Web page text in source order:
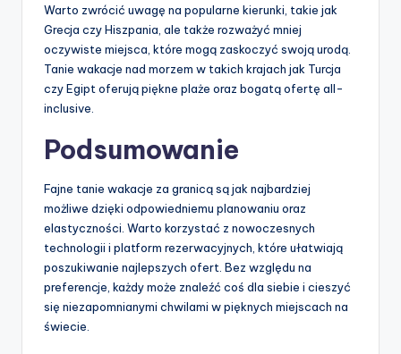
Warto zwrócić uwagę na popularne kierunki, takie jak
Grecja czy Hiszpania, ale także rozważyć mniej
oczywiste miejsca, które mogą zaskoczyć swoją urodą.
Tanie wakacje nad morzem w takich krajach jak Turcja
czy Egipt oferują piękne plaże oraz bogatą ofertę all-
inclusive.
Podsumowanie
Fajne tanie wakacje za granicą są jak najbardziej
możliwe dzięki odpowiedniemu planowaniu oraz
elastyczności. Warto korzystać z nowoczesnych
technologii i platform rezerwacyjnych, które ułatwiają
poszukiwanie najlepszych ofert. Bez względu na
preferencje, każdy może znaleźć coś dla siebie i cieszyć
się niezapomnianymi chwilami w pięknych miejscach na
świecie.